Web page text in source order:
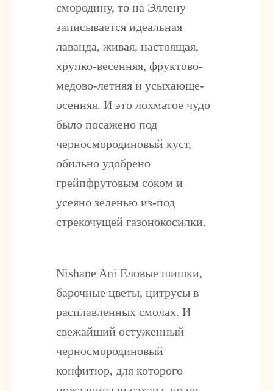
смородину, то на Эллену
записывается идеальная
лаванда, живая, настоящая,
хрупко-весенняя, фруктово-
медово-летняя и усыхающе-
осенняя. И это лохматое чудо
было посажено под
черносмородиновый куст,
обильно удобрено
грейпфрутовым соком и
усеяно зеленью из-под
стрекочущей газонокосилки.
Nishane Ani Еловые шишки,
барочные цветы, цитрусы в
расплавленных смолах. И
свежайший остуженный
черносмородиновый
конфитюр, для которого